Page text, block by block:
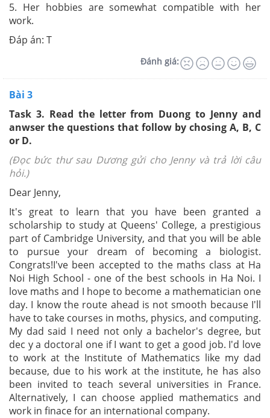
5. Her hobbies are somewhat compatible with her
work.
Đáp án: T
Đánh giá:
Bài 3
Task 3. Read the letter from Duong to Jenny and
anwser the questions that follow by chosing A, B, C
or D.
(Đọc bức thư sau Dương gửi cho Jenny và trả lời câu
hỏi.)
Dear Jenny,
It's great to learn that you have been granted a
scholarship to study at Queens' College, a prestigious
part of Cambridge University, and that you will be able
to pursue your dream of becoming a biologist.
Congrats!I've been accepted to the maths class at Ha
Noi High School - one of the best schools in Ha Noi. I
love maths and I hope to become a mathematician one
day. I know the route ahead is not smooth because I'll
have to take courses in moths, physics, and computing.
My dad said I need not only a bachelor's degree, but
dec y a doctoral one if I want to get a good job. I'd love
to work at the Institute of Mathematics like my dad
because, due to his work at the institute, he has also
been invited to teach several universities in France.
Alternatively, I can choose applied mathematics and
work in finace for an international company.